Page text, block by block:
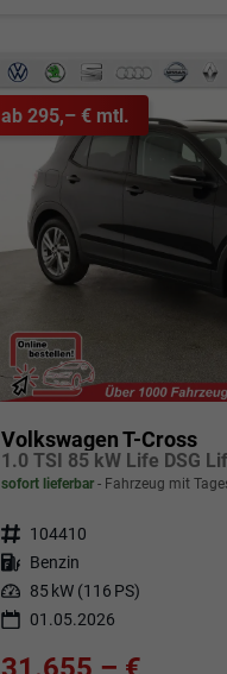
ab 295,– € mtl.
Volkswagen T-Cross
sofort lieferbar Fahrzeug mit
Fahrzeugnr. 104410
Kraftstoff Benzin
Leistung 85 kW (116 PS)
01.05.2026